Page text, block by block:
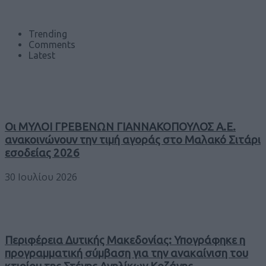
Trending
Comments
Latest
Οι ΜΥΛΟΙ ΓΡΕΒΕΝΩΝ ΓΙΑΝΝΑΚΟΠΟΥΛΟΣ Α.Ε.
ανακοινώνουν την τιμή αγοράς στο Μαλακό Σιτάρι
εσοδείας 2026
30 Ιουλίου 2026
Περιφέρεια Δυτικής Μακεδονίας: Υπογράφηκε η
προγραμματική σύμβαση για την ανακαίνιση του